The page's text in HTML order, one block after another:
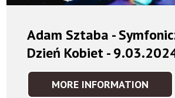
Adam Sztaba -
Dzień Kobiet -
MORE INFORMATION
ADAM